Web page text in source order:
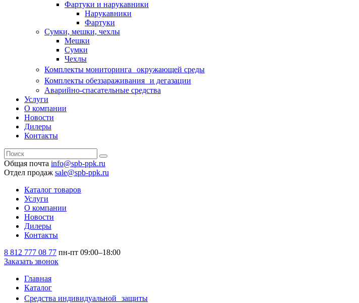
Фартуки и нарукавники
Нарукавники
Фартуки
Сумки, мешки, чехлы
Мешки
Сумки
Чехлы
Комплекты мониторинга окружающей среды
Комплекты обеззараживания и дегазации
Аварийно-спасательные средства
Услуги
О компании
Новости
Дилеры
Контакты
Общая почта info@spb-ppk.ru
Отдел продаж sale@spb-ppk.ru
Каталог товаров
Услуги
О компании
Новости
Дилеры
Контакты
8 812 777 08 77 пн-пт 09:00–18:00
Заказать звонок
Главная
Каталог
Средства индивидуальной защиты